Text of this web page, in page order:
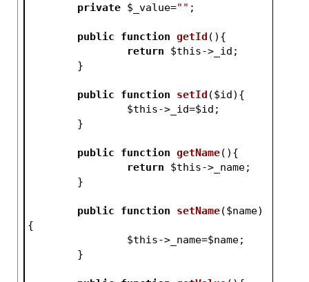
private $_value="" ;
public function getId () {
return
$this->_id;
	}
public function setId ($id) {
$this->_id=$id ;
	}
public function getName() {
return
$this->_name;
	}
public function setName($name)
{
$this->_name=$name;
	}